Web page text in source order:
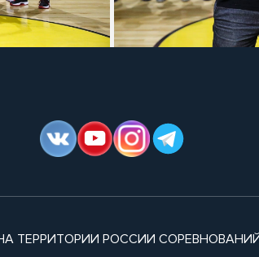
ТЕРРИТОРИИ РОССИИ